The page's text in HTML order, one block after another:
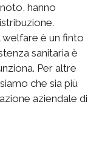
hanno
è un finto
sanitaria è
Per altre
che sia più
aziendale di